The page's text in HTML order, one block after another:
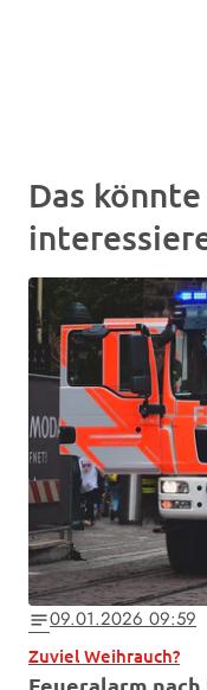
Das
notes09.01.2026 09:59
Zuviel Weihrauch?